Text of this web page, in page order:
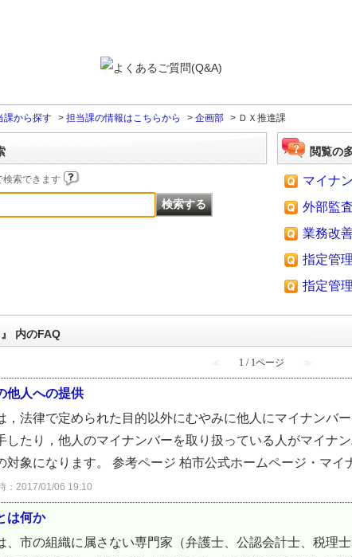
課から探す > 担当課の情報はこちらから > 企画部 > ＤＸ推進課
検索できます
閲覧の
マイナ
外部監
業務改
指定管
指定管
』 内のFAQ
≪ 1 / 1ページ ≫
他人への提供
，法律で定められた目的以外にむやみに他人にマイナンバ
したり，他人のマイナンバーを取り扱っている人がマイナ
対象になります。 参考ページ 柏市公式ホームページ・マイ
：2017/01/06 19:10
は何か
、市の組織に属さない専門家（弁護士、公認会計士、税理